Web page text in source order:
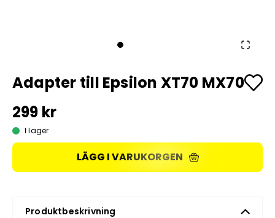
Adapter till Epsilon XT70 MX70
299 kr
I lager
LÄGG I VARUKORGEN
Produktbeskrivning